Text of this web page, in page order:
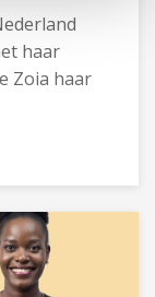
haar
Zoia haar